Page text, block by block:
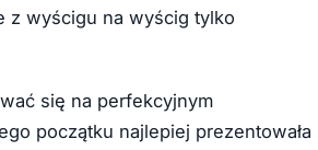
z wyścigu na wyścig tylko
się na perfekcyjnym
początku najlepiej prezentowała